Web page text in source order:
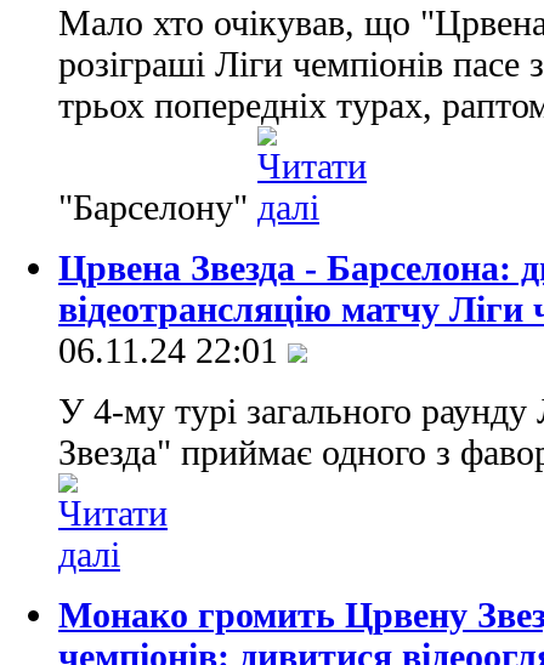
Мало хто очікував, що
розіграші Ліги чемпіонів пасе
трьох попередніх турах,
"Барселону"
Црвена Звезда - Барселона:
відеотрансляцію матчу Ліги
06.11.24 22:01
У 4-му турі загального
Звезда" приймає одного з
Монако громить Црвену
чемпіонів: дивитися